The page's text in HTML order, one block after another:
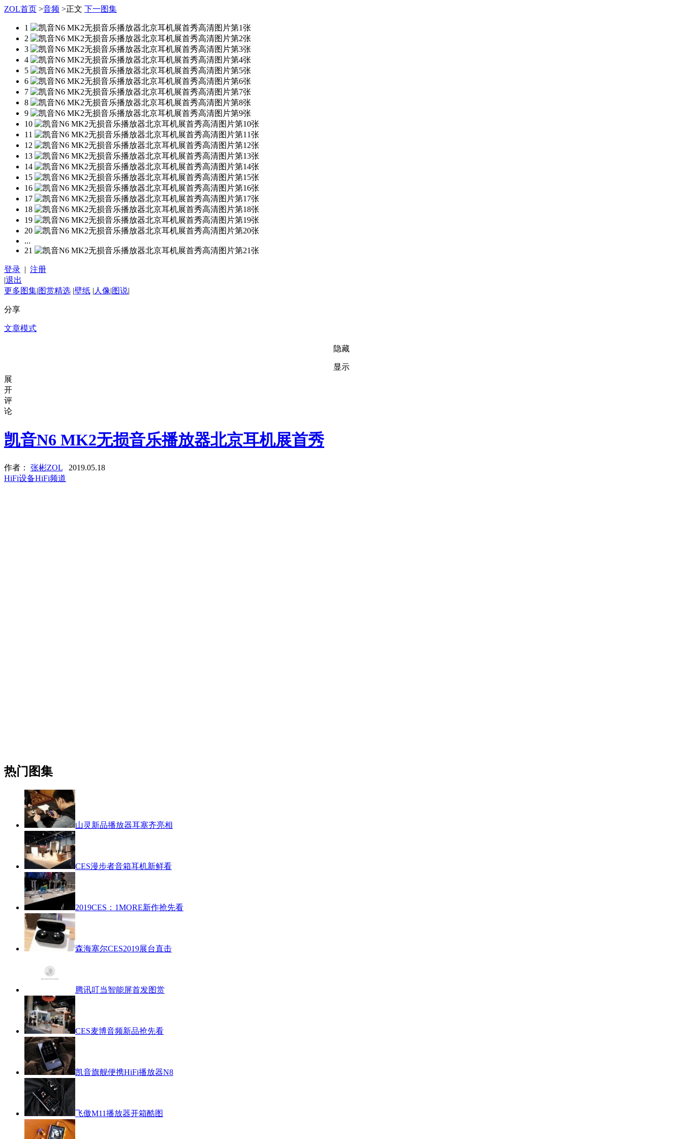
ZOL首页 >音频 >正文 下一图集
1
2
3
4
5
6
7
8
9
10
11
12
13
14
15
16
17
18
19
20
...
21
登录 | 注册
|退出
更多图集|图赏精选 |壁纸 | 人像|图说|
分享
文章模式
隐藏
显示
展
开
评
论
凯音N6 MK2无损音乐播放器北京耳机展首秀
作者： 张彬ZOL
2019.05.18
HiFi设备HiFi频道
热门图集
山灵新品播放器耳塞齐亮相
CES漫步者音箱耳机新鲜看
2019CES：1MORE新作抢先看
森海塞尔CES2019展台直击
腾讯叮当智能屏首发图赏
CES麦博音频新品抢先看
凯音旗舰便携HiFi播放器N8
飞傲M11播放器开箱酷图